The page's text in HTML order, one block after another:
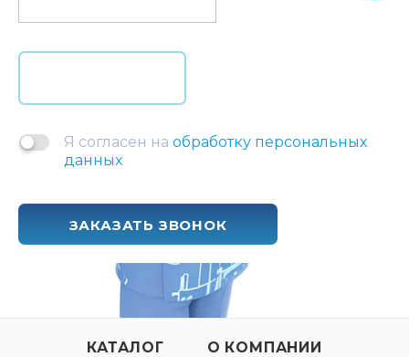
Я согласен на обработку персональных
данных
ЗАКАЗАТЬ ЗВОНОК
КАТАЛОГ О КОМПАНИИ